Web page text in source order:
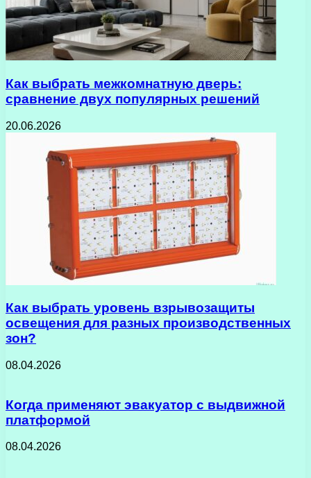
Как выбрать межкомнатную дверь:
сравнение двух популярных решений
20.06.2026
Как выбрать уровень взрывозащиты
освещения для разных производственных
зон?
08.04.2026
Когда применяют эвакуатор с выдвижной
платформой
08.04.2026